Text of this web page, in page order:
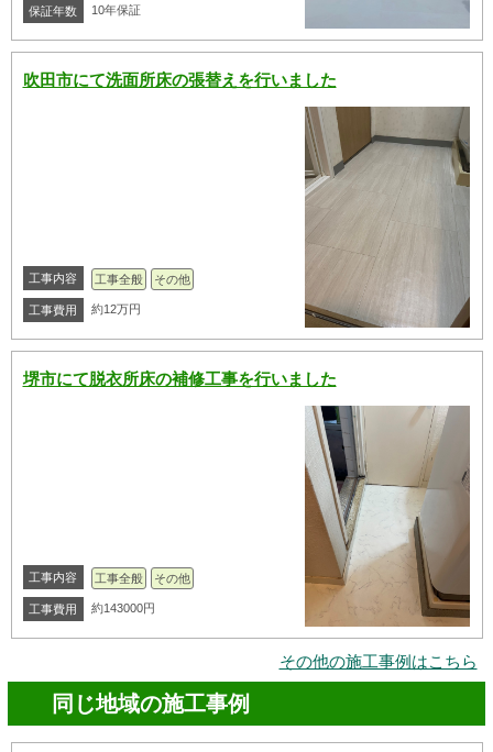
保証年数 10年保証
吹田市にて洗面所床の張替えを行いました
工事内容 工事全般 その他
工事費用 約12万円
堺市にて脱衣所床の補修工事を行いました
工事内容 工事全般 その他
工事費用 約143000円
その他の施工事例はこちら
同じ地域の施工事例